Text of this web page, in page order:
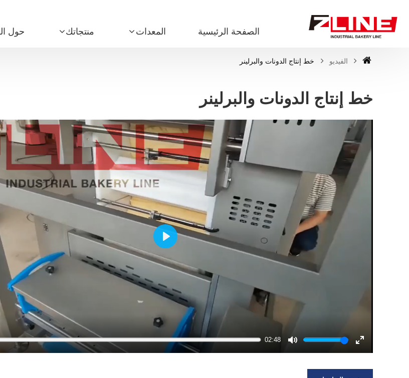
الصفحة الرئيسية المعدات منتجاتك حول
الفيديو خط إنتاج الدونات والبرلينر
خط إنتاج الدونات والبرلينر
02:48
Mute
Enter
Play